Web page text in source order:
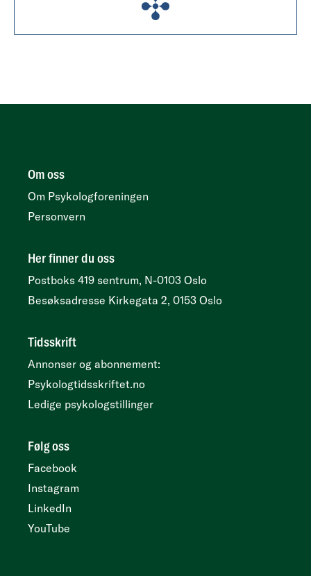
Om oss
Om Psykologforeningen
Personvern
Her finner du oss
Postboks 419 sentrum, N-0103 Oslo
Besøksadresse Kirkegata 2, 0153 Oslo
Tidsskrift
Annonser og abonnement:
Psykologtidsskriftet.no
Ledige psykologstillinger
Følg oss
Facebook
Instagram
LinkedIn
YouTube